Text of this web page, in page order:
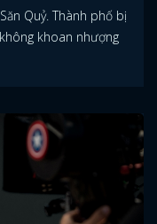
Quỷ. Thành phố bị
khoan nhượng